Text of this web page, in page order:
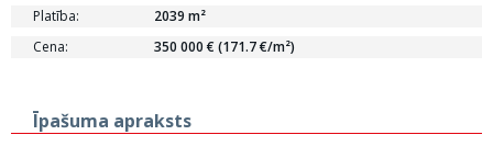
Platība:
2039 m²
Cena:
350 000 € (171.7 €/m²)
Īpašuma apraksts